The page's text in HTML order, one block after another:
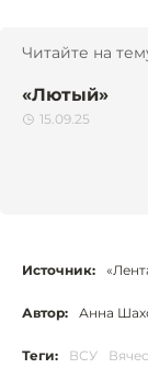
Читайте на
«Лютый»
15.09.25
Источник:
Автор: Анна
Теги: ВСУ